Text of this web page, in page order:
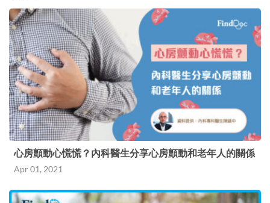
心房顫動心慌慌？內科醫生分享心房顫動和老年人的關係
Apr 01, 2021